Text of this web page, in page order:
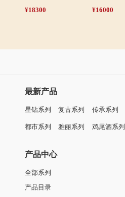
¥18300 ¥16000
最新产品
星钻系列 复古系列 传承系列
都市系列 雅丽系列 鸡尾酒系列
产品中心
全部系列
产品目录